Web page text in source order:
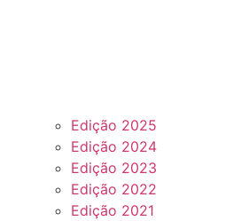
Edição 2025
Edição 2024
Edição 2023
Edição 2022
Edição 2021